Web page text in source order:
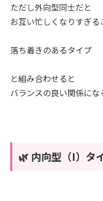
ただし外向型同士だと
お互い忙しくなりすぎる
落ち着きのあるタイプ
と組み合わせると
バランスの良い関係にな
🌿 内向型（I）タ